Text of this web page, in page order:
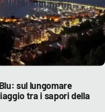
sul lungomare
tra i sapori della